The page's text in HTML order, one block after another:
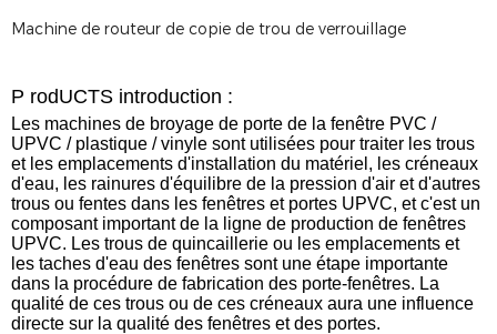
Machine de routeur de copie de trou de verrouillage
P rodUCTS introduction :
Les machines de broyage de porte de la fenêtre PVC /
UPVC / plastique / vinyle sont utilisées pour traiter les trous
et les emplacements d'installation du matériel, les créneaux
d'eau, les rainures d'équilibre de la pression d'air et d'autres
trous ou fentes dans les fenêtres et portes UPVC, et c'est un
composant important de la ligne de production de fenêtres
UPVC. Les trous de quincaillerie ou les emplacements et
les taches d'eau des fenêtres sont une étape importante
dans la procédure de fabrication des porte-fenêtres. La
qualité de ces trous ou de ces créneaux aura une influence
directe sur la qualité des fenêtres et des portes.